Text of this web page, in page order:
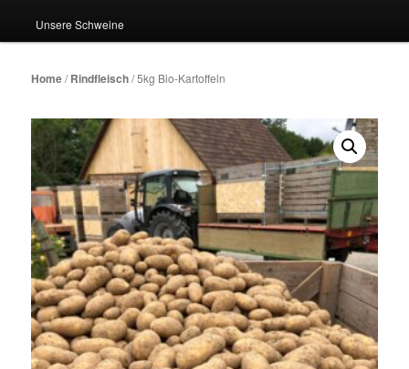
Unsere Schweine
Home/Rindfleisch/ 5kg Bio-Kartoffeln